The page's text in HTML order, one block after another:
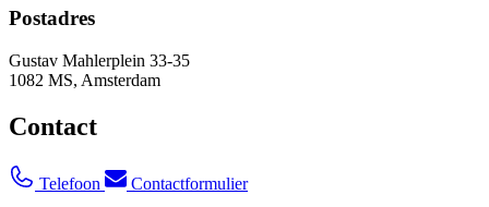
Postadres
Gustav Mahlerplein 33-35
1082 MS, Amsterdam
Contact
Telefoon Contactformulier